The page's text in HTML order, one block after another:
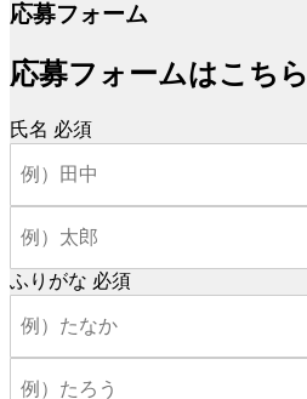
応募フォーム
応募フォームはこちら
氏名 必須
ふりがな 必須